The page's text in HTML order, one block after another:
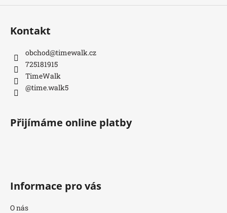
Kontakt
obchod@timewalk.cz
725181915
TimeWalk
@time.walk5
Přijímáme online platby
Informace pro vás
O nás